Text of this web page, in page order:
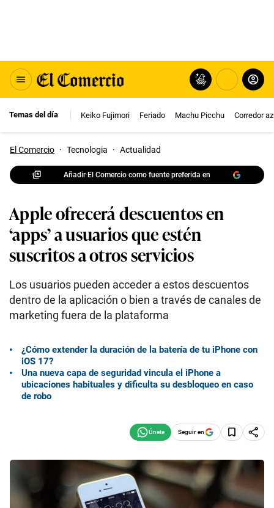
Temas del día Keiko Fujimori Feriado Machu Picchu Corredor
El Comercio · Tecnologia · Actualidad
Añadir El Comercio como fuente preferida en
Apple ofrecerá descuentos en
‘apps’ a usuarios que estén
suscritos a otros servicios
Los usuarios pueden acceder a estos descuentos
dentro de la aplicación o bien a través de canales de
marketing fuera de la plataforma
¿Cómo extender la duración de la batería de tu iPhone con
iOS 17?
Una nueva capa de seguridad vincula el iPhone a
ubicaciones habituales y dificulta su desbloqueo en caso
de robo
Seguir en